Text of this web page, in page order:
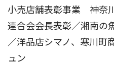
小売店舗表彰事業 神奈
連合会会長表彰／湘南の
／洋品店シマノ、寒川町
ュン